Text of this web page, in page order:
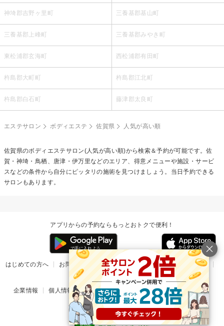
神埼郡吉野ヶ里町 三養基郡基山町
三養基郡上峰町 三養基郡みやき町
東松浦郡玄海町 西松浦郡有田町
杵島郡大町町 杵島郡江北町
杵島郡白石町 藤津郡太良町
エステサロン ボディエステ 佐賀県 人気が高い順
佐賀県のボディエステサロン(人気が高い順)から検索＆予約が可能です。佐
賀・神埼・鳥栖、唐津・伊万里などのエリア、得意メニューや施設・サービ
スなどの条件から自分にピッタリの施術を見つけましょう。当日予約できる
サロンもあります。
アプリからの予約ならもっとおトクで便利！
はじめての方へ お問い合わせ ヘルプ リリース情報
利用規約
掲載ご希望のサロン様
企業情報 個人情報保護方針 楽天のサービス一覧 アプリ一覧
© Rakuten Group, Inc.